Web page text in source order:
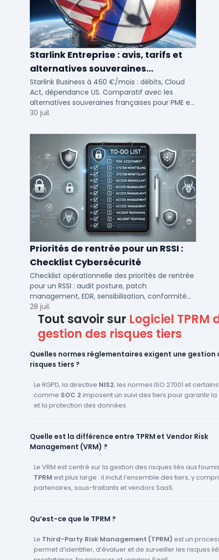
Starlink Entreprise : avis, tarifs et
alternatives souveraines
françaises 2026
Starlink Business à 460 €/mois : débits, Cloud
Act, dépendance US. Comparatif avec les
alternatives souveraines françaises pour PME et
ETI multi-sites. Avis terrain et critères de choix
30 juil.
Priorités de rentrée pour un RSSI :
Checklist Cybersécurité
Checklist opérationnelle des priorités de rentrée
pour un RSSI : audit posture, patch
management, EDR, sensibilisation, conformité
NIS2 et plan de continuité.
28 juil.
Tout savoir sur Logiciel TPRM
gestion des risques tiers
Quelles normes réglementaires exigent une gestion
risques tiers ?
Le RGPD, la directive NIS2, les normes ISO 27001 et
comme SOC 2 imposent un suivi des tiers pour garantir
et la protection des données.
Quelle est la différence entre TPRM et Vendor Risk
Management (VRM) ?
Le VRM est centré sur la gestion des risques liés aux
TPRM est plus large : il inclut l’ensemble des tiers, y
partenaires, sous-traitants et vendors SaaS.
Qu’est-ce que le TPRM ?
Le Third-Party Risk Management (TPRM) est un
permet d’identifier, d’évaluer et de surveiller les risques